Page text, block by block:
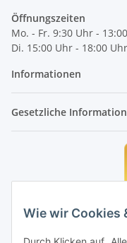
Wie wir Cookies
Öffnungszeiten
Mo. - Fr. 9:30 Uhr -
Di. 15:00 Uhr - 18:00 Uhr
Informationen
Gesetzliche